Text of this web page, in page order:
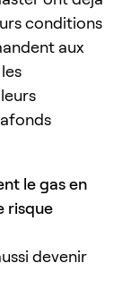
conditions
aux
le gas en
risque
devenir